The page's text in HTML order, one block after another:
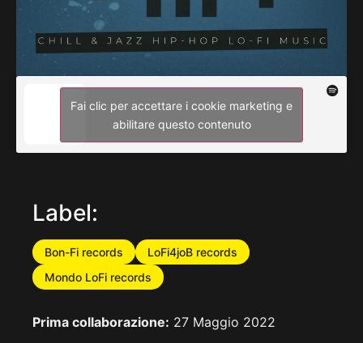
Fai clic per accettare i cookie marketing e
abilitare questo contenuto
Label:
Bon-Fi records
LoFi4joB records
Mondo LoFi records
Prima collaborazione: 27 Maggio 2022